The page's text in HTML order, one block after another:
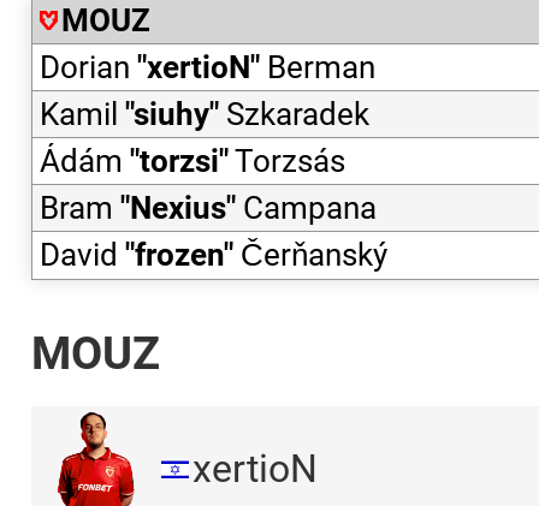
MOUZ
Dorian "xertioN" Berman
Kamil "siuhy" Szkaradek
Ádám "torzsi"Torzsás
Bram "Nexius" Campana
David "frozen" Čerňanský
MOUZ
xertioN